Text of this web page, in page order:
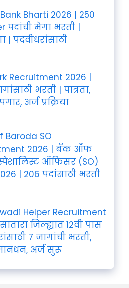
Bharti 2026 | 250
पदांची मेगा भरती |
| पदवीधरांसाठी
Recruitment 2026 |
भरती | पात्रता,
अर्ज प्रक्रिया
Baroda SO
2026 | बँक ऑफ
ऑफिसर (SO)
| 206 पदांसाठी भरती
Helper Recruitment
जिल्ह्यात 12वी पास
7 जागांची भरती,
अर्ज सुरू